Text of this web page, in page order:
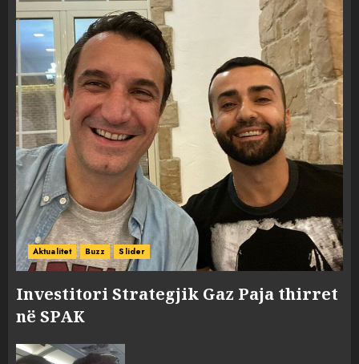
Aktualitet Buzz Slider
Investitori Strategjik Gaz Paja thirret
në SPAK